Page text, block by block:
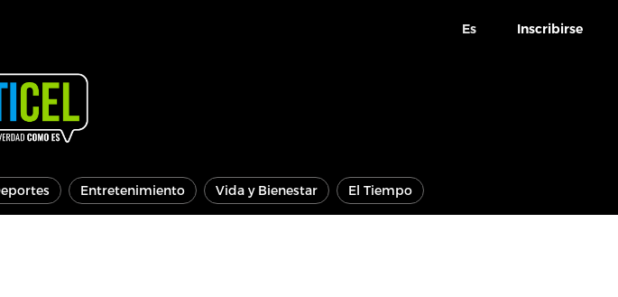
Es Inscribirse
Entretenimiento Vida y Bienestar El Tiempo